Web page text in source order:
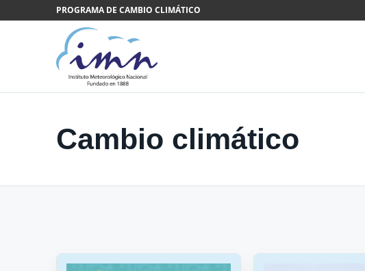
Saltar al contenidoPROGRAMA DE CAMBIO CLIMÁTICO
Cambio climático